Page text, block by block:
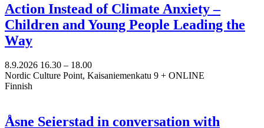
Action Instead of Climate Anxiety –
Children and Young People Leading the
Way
8.9.2026 16.30 – 18.00
Nordic Culture Point, Kaisaniemenkatu 9 + ONLINE
Finnish
Åsne Seierstad in conversation with